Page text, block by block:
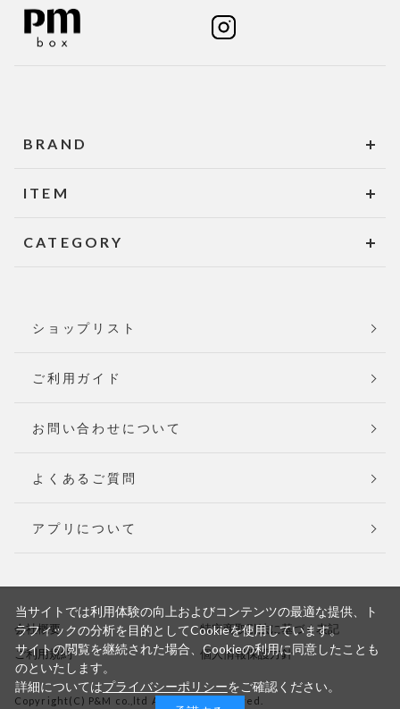
BRAND
ITEM
CATEGORY
ショップリスト
ご利用ガイド
お問い合わせについて
よくあるご質問
アプリについて
会社概要
特定商取引法に基づく表記
ご利用規約
個人情報保護方針
Copyright(C) P&M co.,ltd All Rights Reserved.
当サイトでは利用体験の向上およびコンテンツの最適な提供、ト
ラフィックの分析を目的としてCookieを使用しています。
サイトの閲覧を継続された場合、Cookieの利用に同意したことも
のといたします。
詳細についてはプライバシーポリシーをご確認ください。